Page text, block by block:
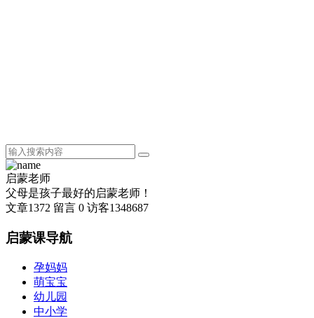
启蒙老师
父母是孩子最好的启蒙老师！
文章1372 留言 0 访客1348687
启蒙课导航
孕妈妈
萌宝宝
幼儿园
中小学